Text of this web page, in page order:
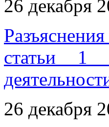
26 декабря
статьи 1
26 декабря